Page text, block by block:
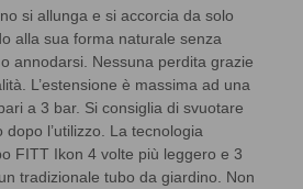
si allunga e si accorcia da solo
alla sua forma naturale senza
annodarsi. Nessuna perdita grazie
L’estensione è massima ad una
a 3 bar. Si consiglia di svuotare
l’utilizzo. La tecnologia
FITT Ikon 4 volte più leggero e 3
tradizionale tubo da giardino. Non